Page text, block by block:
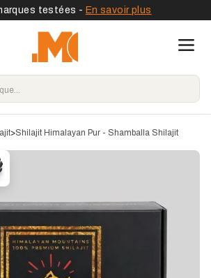
testées - En savoir plus
>Shilajit Himalayan Pur - Shamballa Shilajit